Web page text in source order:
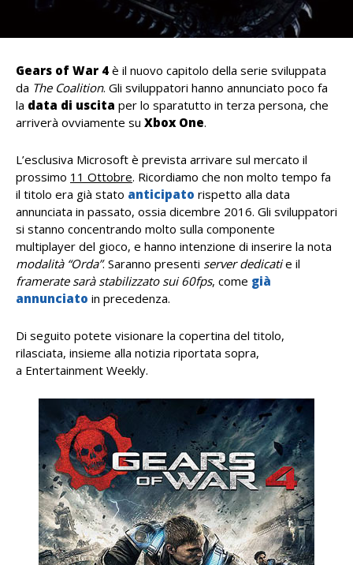
Gears of War 4 è il nuovo capitolo della serie sviluppata
da The Coalition. Gli sviluppatori hanno annunciato poco fa
la data di uscita per lo sparatutto in terza persona, che
arriverà ovviamente su Xbox One.
L’esclusiva Microsoft è prevista arrivare sul mercato il
prossimo 11 Ottobre. Ricordiamo che non molto tempo fa
il titolo era già stato anticipato rispetto alla data
annunciata in passato, ossia dicembre 2016. Gli sviluppatori
si stanno concentrando molto sulla componente
multiplayer del gioco, e hanno intenzione di inserire la nota
modalità “Orda”. Saranno presenti server dedicatie il
framerate sarà stabilizzato sui 60fps, come già
annunciato in precedenza.
Di seguito potete visionare la copertina del titolo,
rilasciata, insieme alla notizia riportata sopra,
a Entertainment Weekly.